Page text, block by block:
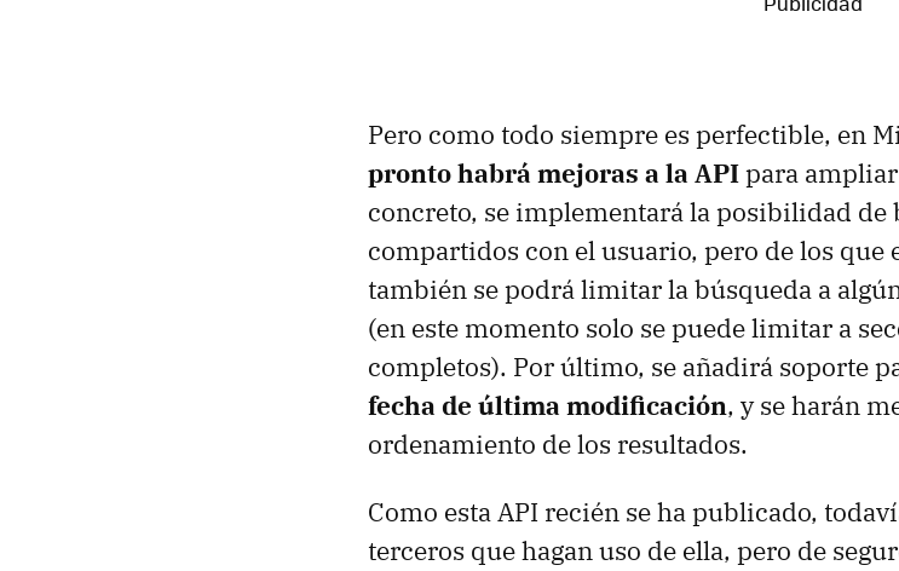
Pero como todo siempre es perfectible, en
pronto habrá mejoras a la APIpara
concreto, se implementará la posibilidad de
compartidos con el usuario, pero de los que
también se podrá limitar la búsqueda a
(en este momento solo se puede limitar a
completos). Por último, se añadirá soporte
fecha de última modificación, y se harán
ordenamiento de los resultados.
Como esta API recién se ha publicado,
terceros que hagan uso de ella, pero de